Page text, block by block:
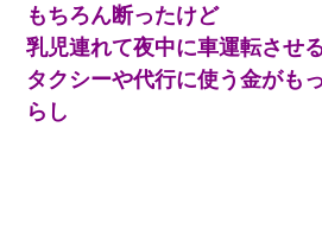
ケーキバイキングにいた単独の50くら
た。
彼氏家「うちは墨入れるのが伝統だか
もちろん断ったけど
乳児連れて夜中に車運転させ
タクシーや代行に使う金がも
らし